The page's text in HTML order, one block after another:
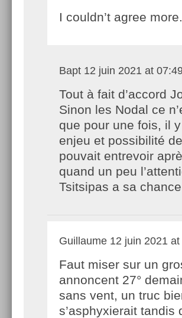
I couldn’t agree more.
Bapt 12 juin 2021 at
Tout à fait d’accord
Sinon les Nodal ce
que pour une fois, il
enjeu et possibilité
pouvait entrevoir
quand un peu
Tsitsipas a sa
Guillaume 12 juin 2021
Faut miser sur un
annoncent 27°
sans vent, un truc
s’asphyxierait tandis